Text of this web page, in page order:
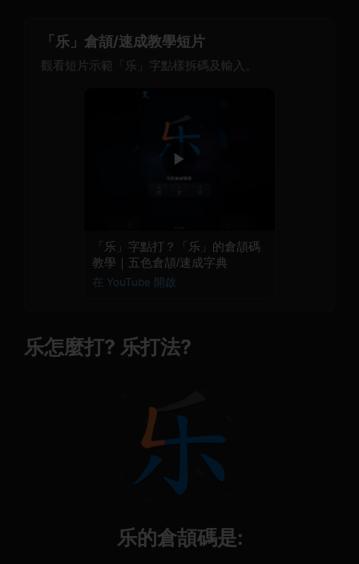
「乐」倉頡/速成教學短片
觀看短片示範「乐」字點樣拆碼及輸入。
▶
「乐」字點打？「乐」的倉頡碼
教學｜五色倉頡/速成字典
在 YouTube 開啟
乐怎麼打? 乐打法?
乐的倉頡碼是: